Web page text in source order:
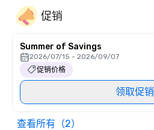
促销
Summer of Savings
2026/07/15 - 2026/09/07
促销价格
领取促销
查看所有（2）